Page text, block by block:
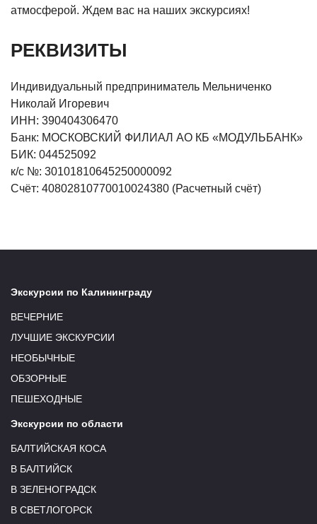
атмосферой. Ждем вас на наших экскурсиях!
РЕКВИЗИТЫ
Индивидуальный предприниматель Мельниченко
Николай Игоревич
ИНН: 390404306470
Банк: МОСКОВСКИЙ ФИЛИАЛ АО КБ «МОДУЛЬБАНК»
БИК: 044525092
к/с №: 30101810645250000092
Счёт: 40802810770010024380 (Расчетный счёт)
Экскурсии по Калининграду
ВЕЧЕРНИЕ
ЛУЧШИЕ ЭКСКУРСИИ
НЕОБЫЧНЫЕ
ОБЗОРНЫЕ
ПЕШЕХОДНЫЕ
Экскурсии по области
БАЛТИЙСКАЯ КОСА
В БАЛТИЙСК
В ЗЕЛЕНОГРАДСК
В СВЕТЛОГОРСК